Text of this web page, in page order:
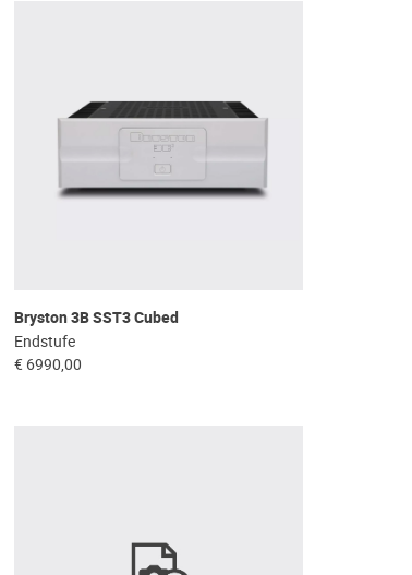
Bryston 3B SST3 Cubed
Endstufe
€ 6990,00